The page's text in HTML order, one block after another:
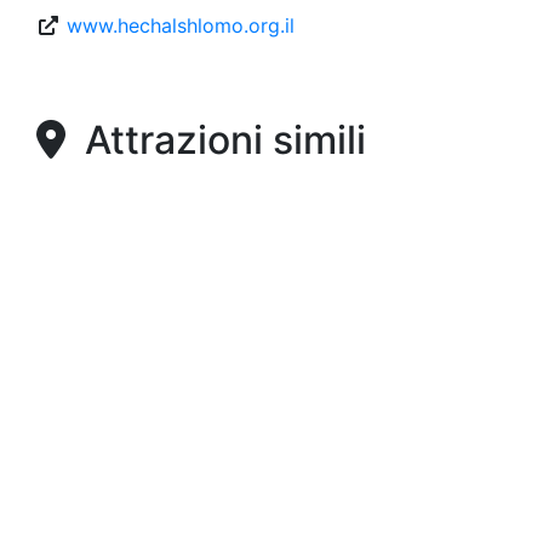
www.hechalshlomo.org.il
Attrazioni simili